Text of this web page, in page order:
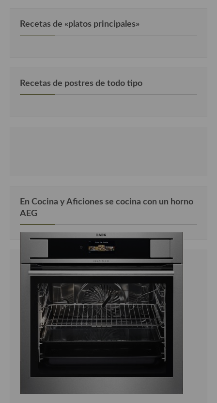
Recetas de «platos principales»
Recetas de postres de todo tipo
En Cocina y Aficiones se cocina con un horno
AEG